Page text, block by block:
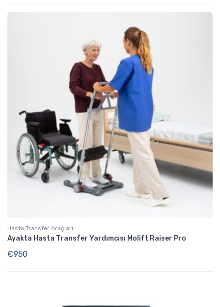
Hasta Transfer Araçları
Ayakta Hasta Transfer Yardımcısı Molift Raiser Pro
€950